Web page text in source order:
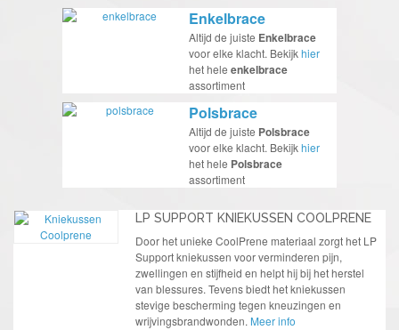
Enkelbrace
Altijd de juiste Enkelbrace
voor elke klacht. Bekijkhier
het hele enkelbrace
assortiment
Polsbrace
Altijd de juiste Polsbrace
voor elke klacht. Bekijkhier
het hele Polsbrace
assortiment
LP SUPPORT KNIEKUSSEN COOLPRENE
Door het unieke CoolPrene materiaal zorgt het LP
Support kniekussen voor verminderen pijn,
zwellingen en stijfheid en helpt hij bij het herstel
van blessures. Tevens biedt het kniekussen
stevige bescherming tegen kneuzingen en
wrijvingsbrandwonden. Meer info